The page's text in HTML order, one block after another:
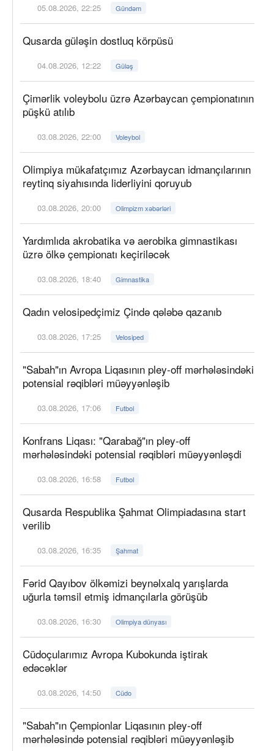
05.08.2026, 22:25 Gündəm
Qusarda güləşin dostluq körpüsü
04.08.2026, 12:22 Güləş
Çimərlik voleybolu üzrə Azərbaycan çempionatının
püşkü atılıb
03.08.2026, 22:00 Voleybol
Olimpiya mükafatçımız Azərbaycan idmançılarının
reytinq siyahısında liderliyini qoruyub
03.08.2026, 20:00 Olimpizm xəbərləri
Yardımlıda akrobatika və aerobika gimnastikası
üzrə ölkə çempionatı keçiriləcək
03.08.2026, 18:40 Gimnastika
Qadın velosipedçimiz Çində qələbə qazanıb
03.08.2026, 17:25 Velosiped
"Sabah"ın Avropa Liqasının pley-off mərhələsindəki
potensial rəqibləri müəyyənləşib
03.08.2026, 17:06 Futbol
Konfrans Liqası: "Qarabağ"ın pley-off
mərhələsindəki potensial rəqibləri müəyyənləşdi
03.08.2026, 16:58 Futbol
Qusarda Respublika Şahmat Olimpiadasına start
verilib
03.08.2026, 16:35 Şahmat
Fərid Qayıbov ölkəmizi beynəlxalq yarışlarda
uğurla təmsil etmiş idmançılarla görüşüb
03.08.2026, 16:30 Olimpiya dünyası
Cüdoçularımız Avropa Kubokunda iştirak
edəcəklər
03.08.2026, 14:50 Cüdo
"Sabah"ın Çempionlar Liqasının pley-off
mərhələsində potensial rəqibləri müəyyənləşib